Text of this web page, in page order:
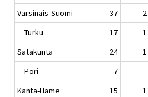
Varsinais-Suomi
37
Turku
17
Satakunta
24
Pori
7
Kanta-Häme
15